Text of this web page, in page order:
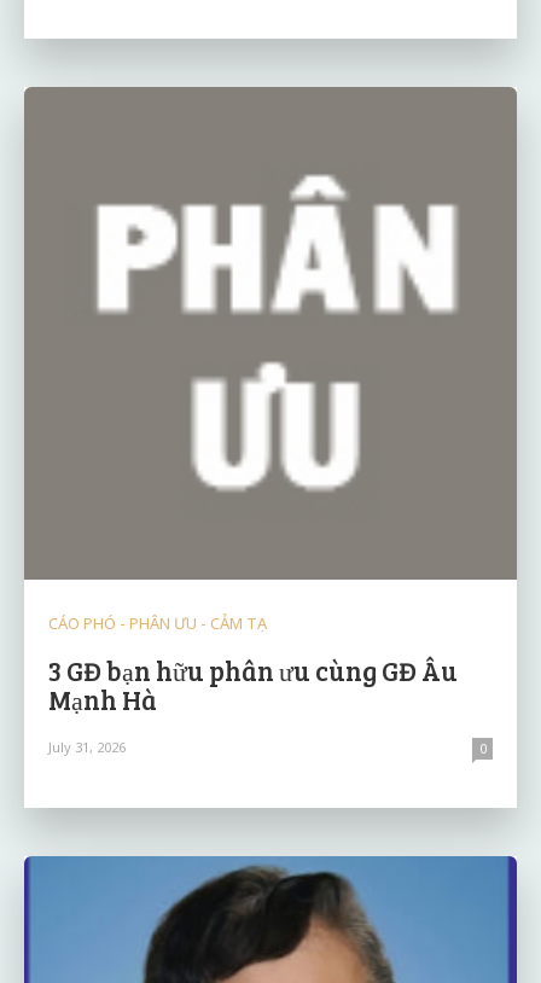
CÁO PHÓ - PHÂN ƯU - CẢM TẠ
3 GĐ bạn hữu phân ưu cùng GĐ Âu
Mạnh Hà
July 31, 2026 0